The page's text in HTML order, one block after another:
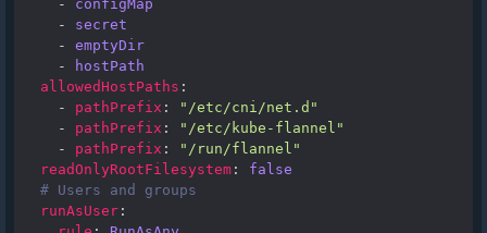
-
configMap
-
secret
-
emptyDir
-
hostPath
allowedHostPaths :
-
pathPrefix :
"/etc/cni/net.d"
-
pathPrefix :
"/etc/kube-flannel"
-
pathPrefix :
"/run/flannel"
readOnlyRootFilesystem :
false
# Users and groups
runAsUser :